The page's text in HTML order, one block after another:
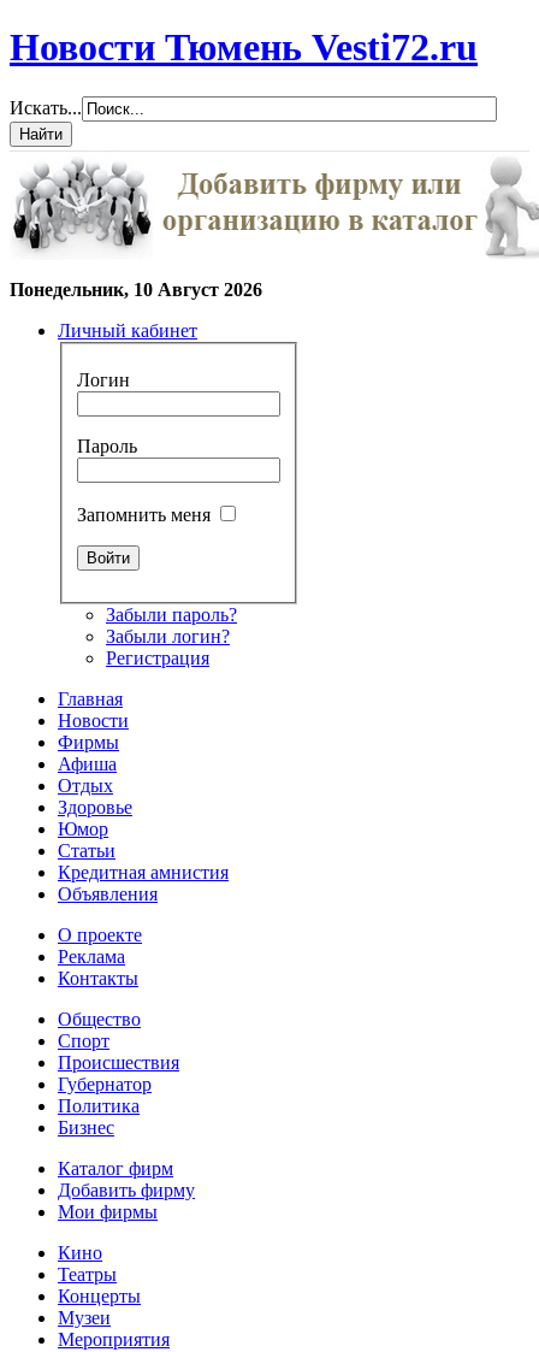
Новости Тюмень Vesti72.ru
Искать...
Понедельник, 10 Август 2026
Личный кабинет
Логин
Пароль
Запомнить меня
Забыли пароль?
Забыли логин?
Регистрация
Главная
Новости
Фирмы
Афиша
Отдых
Здоровье
Юмор
Статьи
Кредитная амнистия
Объявления
О проекте
Реклама
Контакты
Общество
Спорт
Происшествия
Губернатор
Политика
Бизнес
Каталог фирм
Добавить фирму
Мои фирмы
Кино
Театры
Концерты
Музеи
Мероприятия